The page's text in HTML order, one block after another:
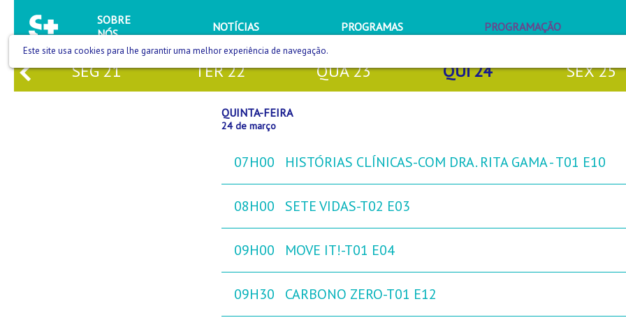
SOBRE
NÓS
NOTÍCIAS PROGRAMAS PROGRAMAÇÃO
SEG21 TER22 QUA23 QUI24 SEX25
QUINTA-FEIRA
24 de março
07H00 HISTÓRIAS CLÍNICAS-COM DRA. RITA GAMA - T01 E10
08H00 SETE VIDAS-T02 E03
09H00 MOVE IT!-T01 E04
09H30 CARBONO ZERO-T01 E12
Este site usa cookies para lhe garantir uma melhor experiência de navegação.